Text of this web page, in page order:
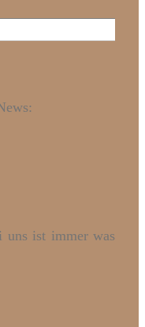
uns ist immer was